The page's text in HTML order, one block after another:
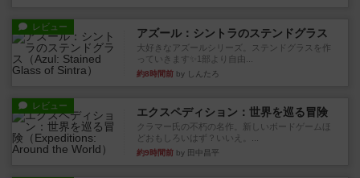
レビュー アズール：シントラのステンドグラス
大好きなアズールシリーズ。ステンドグラスを作
っていきます✨1部より自由...
約8時間前 by しんたろ
レビュー エクスペディション：世界を巡る冒険
クラマー氏の不朽の名作。新しいボードゲームほ
どおもしろいはず？いいえ。...
約9時間前 by 田中昌平